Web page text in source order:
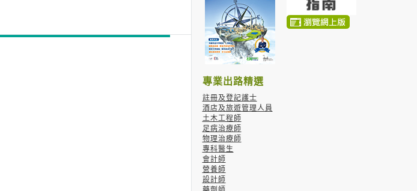
專業出路精選
註冊及登記護士
酒店及旅遊管理人員
土木工程師
足病治療師
物理治療師
專科醫生
會計師
營養師
設計師